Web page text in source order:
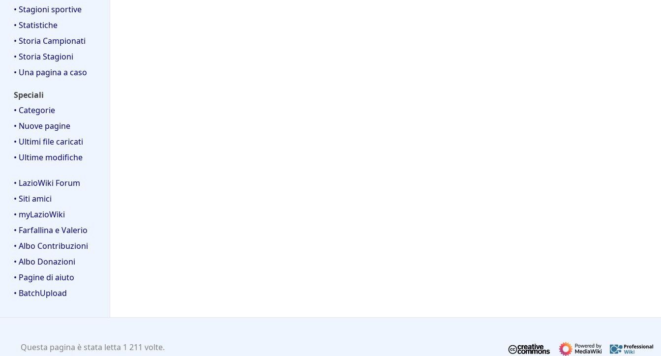
• Stagioni sportive
• Statistiche
• Storia Campionati
• Storia Stagioni
• Una pagina a caso
Speciali
• Categorie
• Nuove pagine
• Ultimi file caricati
• Ultime modifiche
• LazioWiki Forum
• Siti amici
• myLazioWiki
• Farfallina e Valerio
• Albo Contribuzioni
• Albo Donazioni
• Pagine di aiuto
• BatchUpload
Questa pagina è stata letta 1 211 volte.